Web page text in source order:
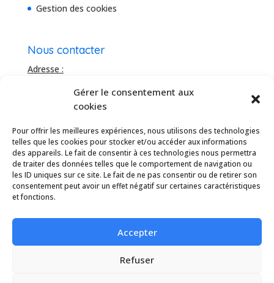
Gérer le consentement aux
cookies
Pour offrir les meilleures expériences, nous utilisons des technologies
telles que les cookies pour stocker et/ou accéder aux informations
des appareils. Le fait de consentir à ces technologies nous permettra
de traiter des données telles que le comportement de navigation ou
les ID uniques sur ce site. Le fait de ne pas consentir ou de retirer son
consentement peut avoir un effet négatif sur certaines caractéristiques
et fonctions.
Accepter
Refuser
Gestion des cookies
Nous contacter
Adresse :
20 rue de la Roussataïo
34 740 Vendargues, France
Téléhone :
04 67 16 91 04
Mail :
info@idesun.fr